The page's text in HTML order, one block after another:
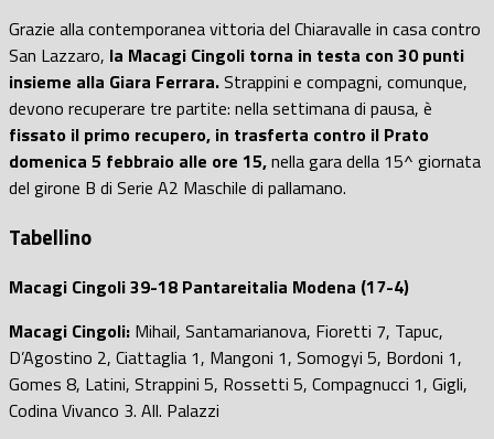
Grazie alla contemporanea vittoria del Chiaravalle in casa contro
San Lazzaro, la Macagi Cingoli torna in testa con 30 punti
insieme alla Giara Ferrara.Strappini e compagni, comunque,
devono recuperare tre partite: nella settimana di pausa, è
fissato il primo recupero, in trasferta contro il Prato
domenica 5 febbraio alle ore 15,nella gara della 15^ giornata
del girone B di Serie A2 Maschile di pallamano.
Tabellino
Macagi Cingoli 39-18 Pantareitalia Modena (17-4)
Macagi Cingoli: Mihail, Santamarianova, Fioretti 7, Tapuc,
D’Agostino 2, Ciattaglia 1, Mangoni 1, Somogyi 5, Bordoni 1,
Gomes 8, Latini, Strappini 5, Rossetti 5, Compagnucci 1, Gigli,
Codina Vivanco 3. All. Palazzi